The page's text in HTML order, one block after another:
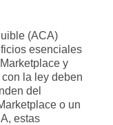
(ACA)
esenciales
y
la ley deben
del
o un
estas